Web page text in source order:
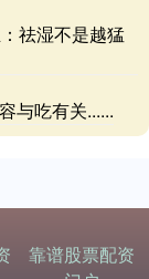
祛湿不是越猛
与吃有关......
靠谱股票配资